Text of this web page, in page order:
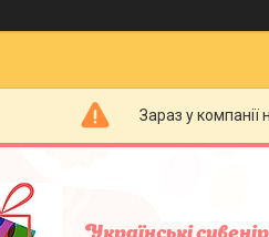
Зараз у